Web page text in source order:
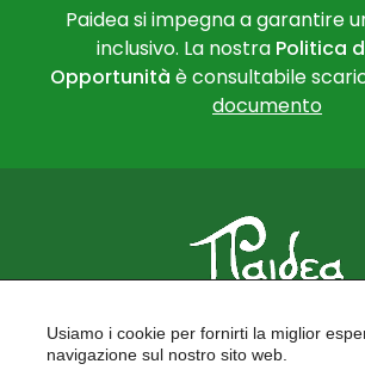
più
varianti.
Le
opzioni
essere
nella
pagina
del
Paidea si impegna a garantire
inclusivo. La nostra Politica
Opportunità è consultabile
documento
FORMAZIONE PER LE
FORMAZIONE
Usiamo i cookie per fornirti la miglior
navigazione sul nostro sito web.